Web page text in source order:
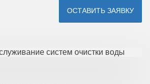
ОСТАВИТЬ ЗАЯВКУ